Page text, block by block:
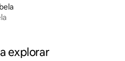
explorar